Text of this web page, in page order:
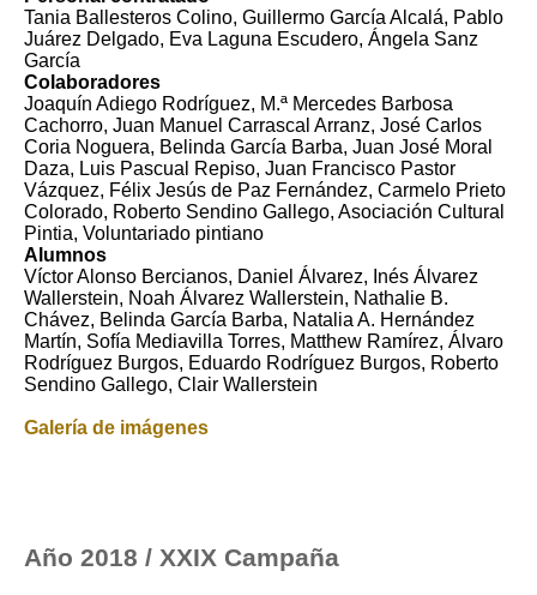
Tania Ballesteros Colino, Guillermo García Alcalá, Pablo
Juárez Delgado, Eva Laguna Escudero, Ángela Sanz
García
Colaboradores
Joaquín Adiego Rodríguez, M.ª Mercedes Barbosa
Cachorro, Juan Manuel Carrascal Arranz, José Carlos
Coria Noguera, Belinda García Barba, Juan José Moral
Daza, Luis Pascual Repiso, Juan Francisco Pastor
Vázquez, Félix Jesús de Paz Fernández, Carmelo Prieto
Colorado, Roberto Sendino Gallego, Asociación Cultural
Pintia, Voluntariado pintiano
Alumnos
Víctor Alonso Bercianos, Daniel Álvarez, Inés Álvarez
Wallerstein, Noah Álvarez Wallerstein, Nathalie B.
Chávez, Belinda García Barba, Natalia A. Hernández
Martín, Sofía Mediavilla Torres, Matthew Ramírez, Álvaro
Rodríguez Burgos, Eduardo Rodríguez Burgos, Roberto
Sendino Gallego, Clair Wallerstein
Galería de imágenes
Año 2018 / XXIX Campaña